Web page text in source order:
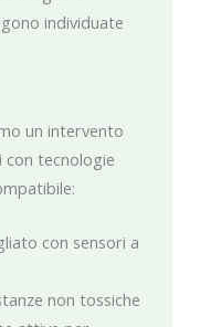
individuate
un intervento
tecnologie
con sensori a
non tossiche